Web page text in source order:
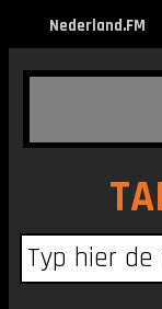
Nederland.FM